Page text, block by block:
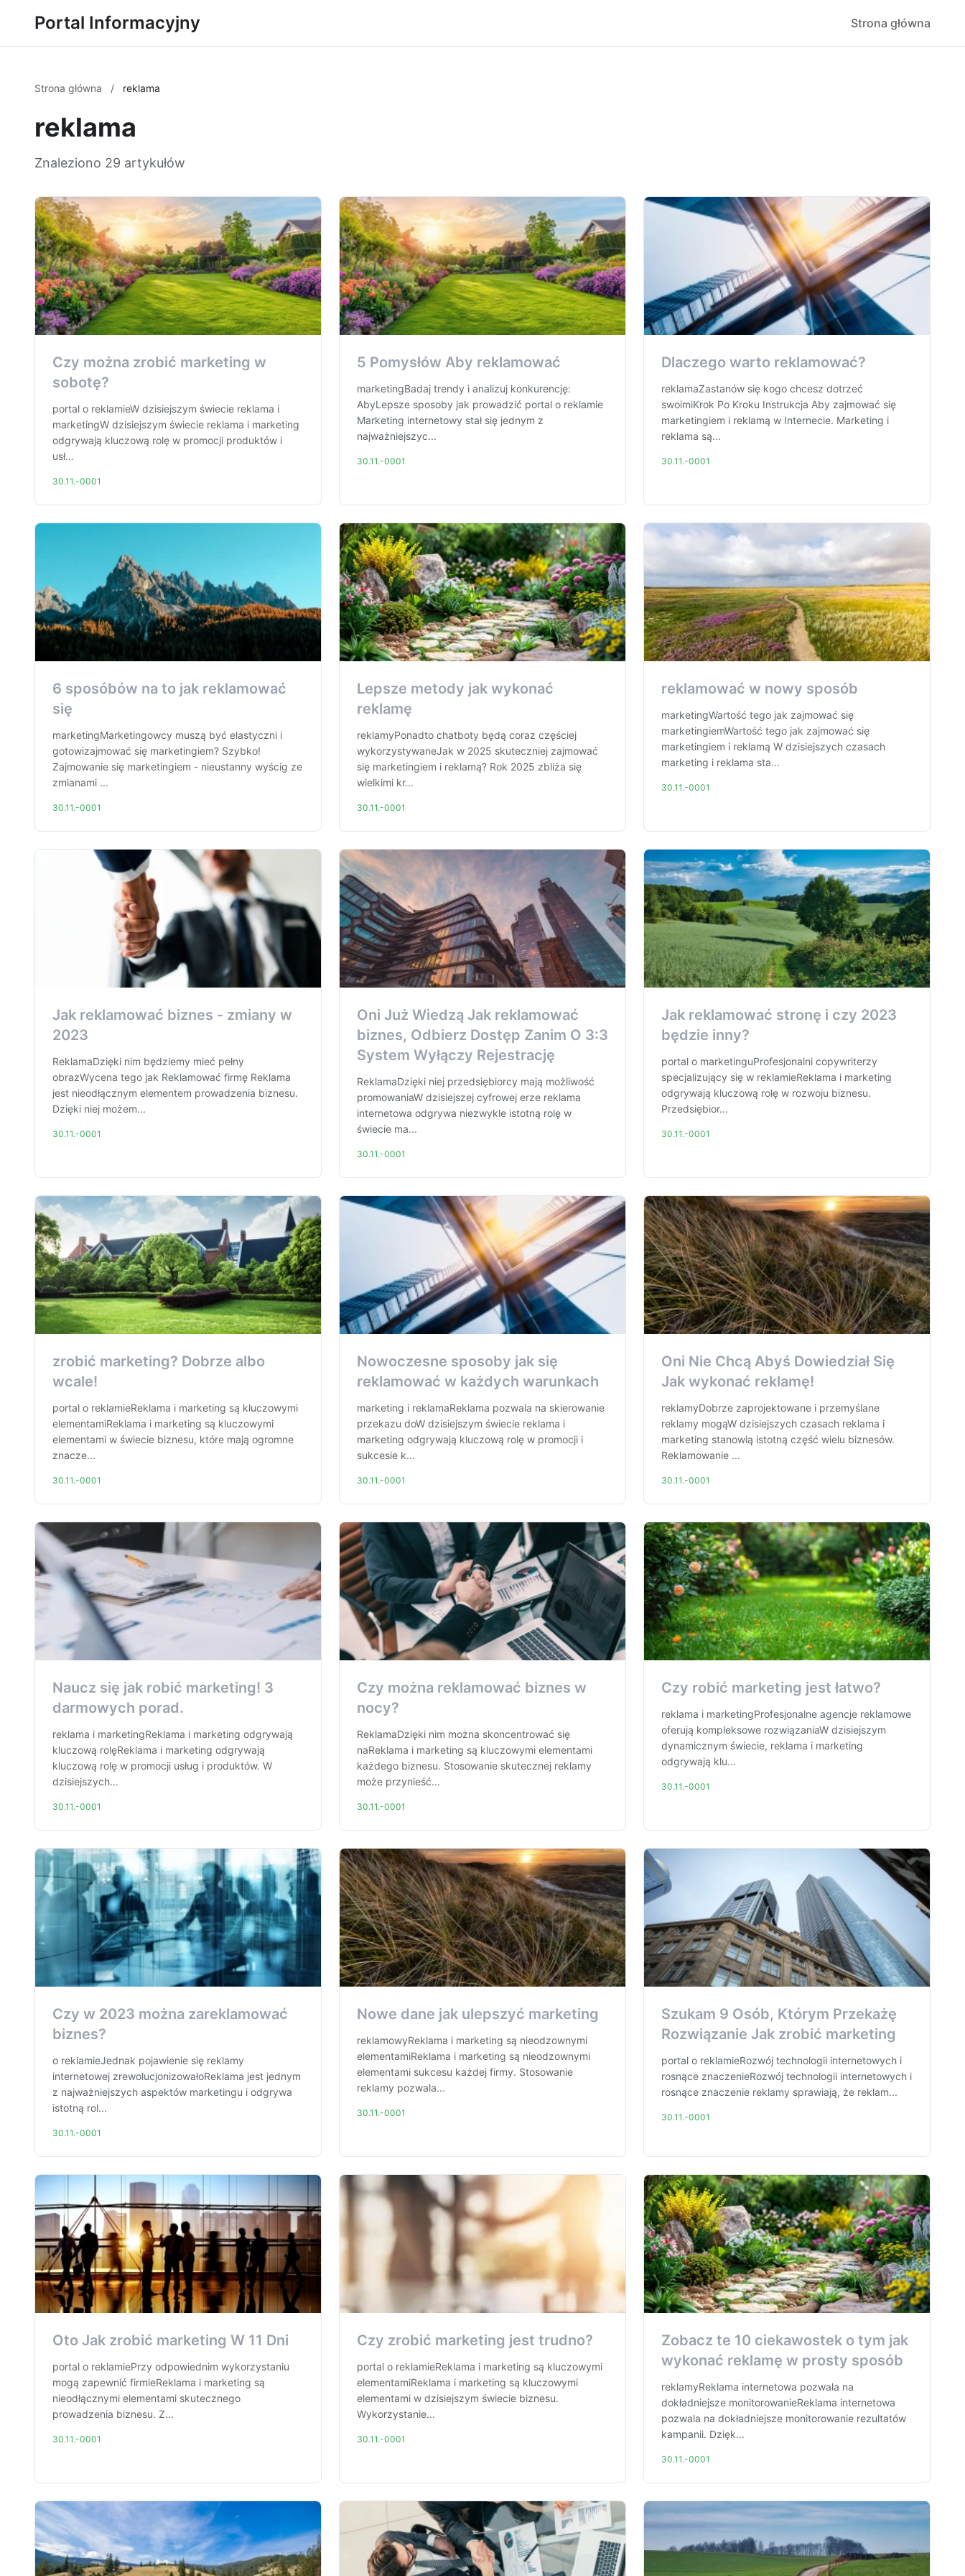
Portal Informacyjny Strona główna
Strona główna / reklama
reklama
Znaleziono 29 artykułów
Czy można zrobić marketing w
sobotę?
portal o reklamieW dzisiejszym świecie reklama i
marketingW dzisiejszym świecie reklama i marketing
odgrywają kluczową rolę w promocji produktów i
usł...
30.11.-0001
5 Pomysłów Aby reklamować
marketingBadaj trendy i analizuj konkurencję:
AbyLepsze sposoby jak prowadzić portal o reklamie
Marketing internetowy stał się jednym z
najważniejszyc...
30.11.-0001
Dlaczego warto reklamować?
reklamaZastanów się kogo chcesz dotrzeć
swoimiKrok Po Kroku Instrukcja Aby zajmować się
marketingiem i reklamą w Internecie. Marketing i
reklama są...
30.11.-0001
6 sposóbów na to jak reklamować
się
marketingMarketingowcy muszą być elastyczni i
gotowizajmować się marketingiem? Szybko!
Zajmowanie się marketingiem - nieustanny wyścig ze
zmianami ...
30.11.-0001
Lepsze metody jak wykonać
reklamę
reklamyPonadto chatboty będą coraz częściej
wykorzystywaneJak w 2025 skuteczniej zajmować
się marketingiem i reklamą? Rok 2025 zbliża się
wielkimi kr...
30.11.-0001
reklamować w nowy sposób
marketingWartość tego jak zajmować się
marketingiemWartość tego jak zajmować się
marketingiem i reklamą W dzisiejszych czasach
marketing i reklama sta...
30.11.-0001
Jak reklamować biznes - zmiany w
2023
ReklamaDzięki nim będziemy mieć pełny
obrazWycena tego jak Reklamować firmę Reklama
jest nieodłącznym elementem prowadzenia biznesu.
Dzięki niej możem...
30.11.-0001
Oni Już Wiedzą Jak reklamować
biznes, Odbierz Dostęp Zanim O 3:3
System Wyłączy Rejestrację
ReklamaDzięki niej przedsiębiorcy mają możliwość
promowaniaW dzisiejszej cyfrowej erze reklama
internetowa odgrywa niezwykle istotną rolę w
świecie ma...
30.11.-0001
Jak reklamować stronę i czy 2023
będzie inny?
portal o marketinguProfesjonalni copywriterzy
specjalizujący się w reklamieReklama i marketing
odgrywają kluczową rolę w rozwoju biznesu.
Przedsiębior...
30.11.-0001
zrobić marketing? Dobrze albo
wcale!
portal o reklamieReklama i marketing są kluczowymi
elementamiReklama i marketing są kluczowymi
elementami w świecie biznesu, które mają ogromne
znacze...
30.11.-0001
Nowoczesne sposoby jak się
reklamować w każdych warunkach
marketing i reklamaReklama pozwala na skierowanie
przekazu doW dzisiejszym świecie reklama i
marketing odgrywają kluczową rolę w promocji i
sukcesie k...
30.11.-0001
Oni Nie Chcą Abyś Dowiedział Się
Jak wykonać reklamę!
reklamyDobrze zaprojektowane i przemyślane
reklamy mogąW dzisiejszych czasach reklama i
marketing stanowią istotną część wielu biznesów.
Reklamowanie ...
30.11.-0001
Naucz się jak robić marketing! 3
darmowych porad.
reklama i marketingReklama i marketing odgrywają
kluczową rolęReklama i marketing odgrywają
kluczową rolę w promocji usług i produktów. W
dzisiejszych...
30.11.-0001
Czy można reklamować biznes w
nocy?
ReklamaDzięki nim można skoncentrować się
naReklama i marketing są kluczowymi elementami
każdego biznesu. Stosowanie skutecznej reklamy
może przynieść...
30.11.-0001
Czy robić marketing jest łatwo?
reklama i marketingProfesjonalne agencje reklamowe
oferują kompleksowe rozwiązaniaW dzisiejszym
dynamicznym świecie, reklama i marketing
odgrywają klu...
30.11.-0001
Czy w 2023 można zareklamować
biznes?
o reklamieJednak pojawienie się reklamy
internetowej zrewolucjonizowałoReklama jest jednym
z najważniejszych aspektów marketingu i odgrywa
istotną rol...
30.11.-0001
Nowe dane jak ulepszyć marketing
reklamowyReklama i marketing są nieodzownymi
elementamiReklama i marketing są nieodzownymi
elementami sukcesu każdej firmy. Stosowanie
reklamy pozwala...
30.11.-0001
Szukam 9 Osób, Którym Przekażę
Rozwiązanie Jak zrobić marketing
portal o reklamieRozwój technologii internetowych i
rosnące znaczenieRozwój technologii internetowych i
rosnące znaczenie reklamy sprawiają, że reklam...
30.11.-0001
Oto Jak zrobić marketing W 11 Dni
portal o reklamiePrzy odpowiednim wykorzystaniu
mogą zapewnić firmieReklama i marketing są
nieodłącznymi elementami skutecznego
prowadzenia biznesu. Z...
30.11.-0001
Czy zrobić marketing jest trudno?
portal o reklamieReklama i marketing są kluczowymi
elementamiReklama i marketing są kluczowymi
elementami w dzisiejszym świecie biznesu.
Wykorzystanie...
30.11.-0001
Zobacz te 10 ciekawostek o tym jak
wykonać reklamę w prosty sposób
reklamyReklama internetowa pozwala na
dokładniejsze monitorowanieReklama internetowa
pozwala na dokładniejsze monitorowanie rezultatów
kampanii. Dzięk...
30.11.-0001